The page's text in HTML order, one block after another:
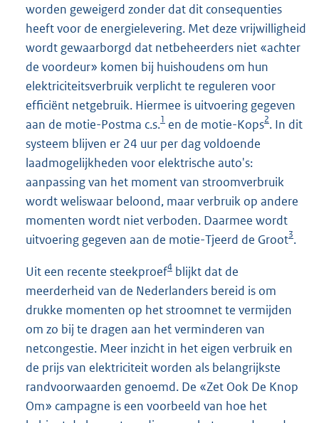
worden geweigerd zonder dat dit consequenties
heeft voor de energielevering. Met deze vrijwilligheid
wordt gewaarborgd dat netbeheerders niet «achter
de voordeur» komen bij huishoudens om hun
elektriciteitsverbruik verplicht te reguleren voor
efficiënt netgebruik. Hiermee is uitvoering gegeven
aan de motie-Postma c.s.1 en de motie-Kops2. In dit
systeem blijven er 24 uur per dag voldoende
laadmogelijkheden voor elektrische auto's:
aanpassing van het moment van stroomverbruik
wordt weliswaar beloond, maar verbruik op andere
momenten wordt niet verboden. Daarmee wordt
uitvoering gegeven aan de motie-Tjeerd de Groot3.
Uit een recente steekproef4 blijkt dat de
meerderheid van de Nederlanders bereid is om
drukke momenten op het stroomnet te vermijden
om zo bij te dragen aan het verminderen van
netcongestie. Meer inzicht in het eigen verbruik en
de prijs van elektriciteit worden als belangrijkste
randvoorwaarden genoemd. De «Zet Ook De Knop
Om» campagne is een voorbeeld van hoe het